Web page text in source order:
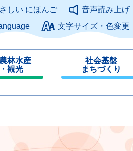
このページの本文へ
しい にほんご
音声読み上げ
文字サイズ・色変更
林水産
観光
社会基盤
まちづくり
じ